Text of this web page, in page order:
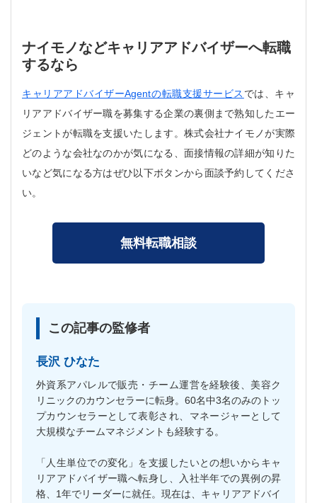
ナイモノなどキャリアアドバイザーへ転職
するなら
キャリアアドバイザーAgentの転職支援サービス では、キャ
リアアドバイザー職を募集する企業の裏側まで熟知したエー
ジェントが転職を支援いたします。株式会社ナイモノが実際
どのような会社なのかが気になる、面接情報の詳細が知りた
いなど気になる方はぜひ以下ボタンから面談予約してくださ
い。
無料転職相談
この記事の監修者
長沢 ひなた
外資系アパレルで販売・チーム運営を経験後、美容ク
リニックのカウンセラーに転身。60名中3名のみのトッ
プカウンセラーとして表彰され、マネージャーとして
大規模なチームマネジメントも経験する。
「人生単位での変化」を支援したいとの想いからキャ
リアアドバイザー職へ転身し、入社半年での異例の昇
格、1年でリーダーに就任。現在は、キャリアアドバイ